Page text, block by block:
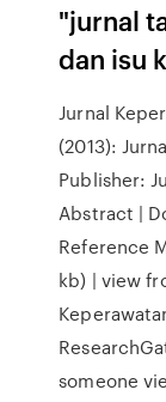
"jurnal
dan isu
Jurnal
(2013):
Publisher:
Abstract |
Reference
kb) | view
someone